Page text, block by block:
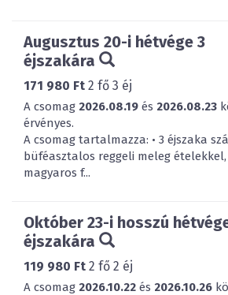
Augusztus 20-i hétvége 3
éjszakára
171 980 Ft 2 fő 3 éj
A csomag 2026.08.19 és 2026.08.23
érvényes.
A csomag tartalmazza: • 3 éjszaka
büféasztalos reggeli meleg
magyaros f...
Október 23-i hosszú
éjszakára
119 980 Ft 2 fő 2 éj
A csomag 2026.10.22 és 2026.10.26